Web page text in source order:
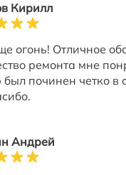
Кирилл
огонь! Отличное
ремонта мне
починен четко в
Андрей